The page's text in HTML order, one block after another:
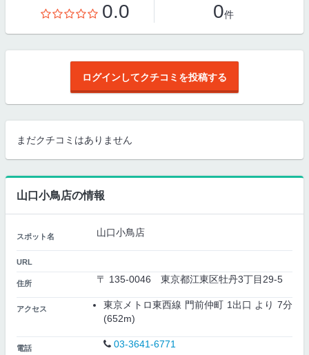
0.0 0件
ログインしてクチコミを投稿する
まだクチコミはありません
山口小鳥店の情報
スポット名 山口小鳥店
URL
住所 〒 135-0046 東京都江東区牡丹3丁目29-5
アクセス
東京メトロ東西線 門前仲町 1出口 より 7分
(652m)
電話 03-3641-6771